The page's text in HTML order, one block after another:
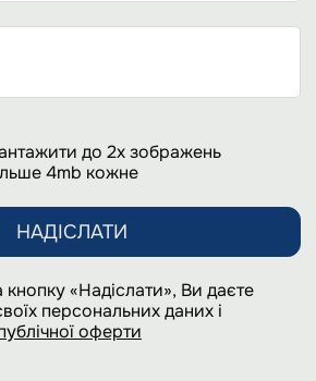
до 2х зображень
4mb кожне
НАДІСЛАТИ
«Надіслати», Ви даєте
персональних даних і
оферти